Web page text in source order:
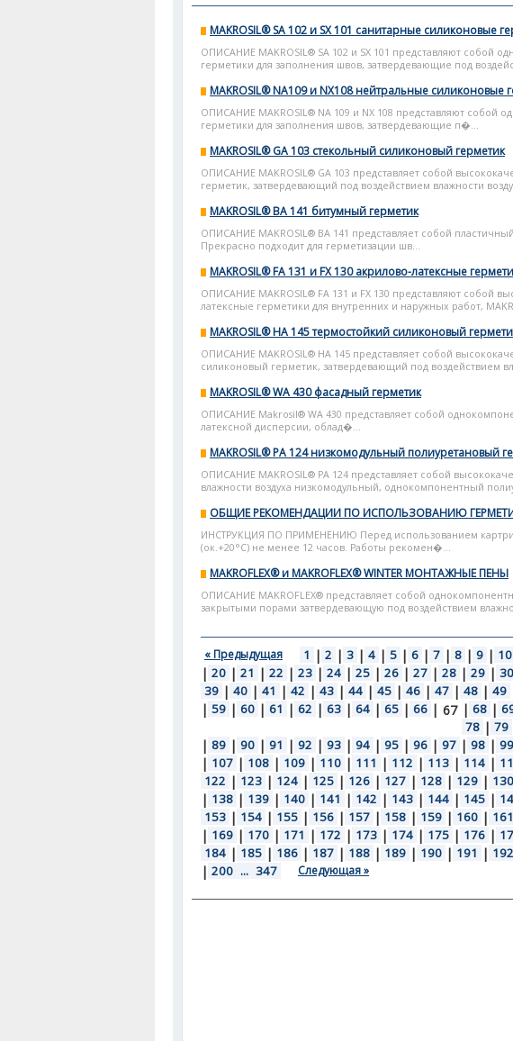
MAKROSIL® SA 102 и SX 101 санитарные силиконовые
ОПИСАНИЕ MAKROSIL® SA 102 и SX 101 представляют собой
герметики для заполнения швов, затвердевающие под
MAKROSIL® NA109 и NX108 нейтральные силиконовые
ОПИСАНИЕ MAKROSIL® NA 109 и NX 108 представляют
герметики для заполнения швов, затвердевающие п�...
MAKROSIL® GA 103 стекольный силиконовый герметик
ОПИСАНИЕ MAKROSIL® GA 103 представляет собой
герметик, затвердевающий под воздействием влажности
MAKROSIL® BA 141 битумный герметик
ОПИСАНИЕ MAKROSIL® BA 141 представляет собой
Прекрасно подходит для герметизации шв...
MAKROSIL® FA 131 и FX 130 акрилово-латексные
ОПИСАНИЕ MAKROSIL® FA 131 и FX 130 представляют собой
латексные герметики для внутренних и наружных работ,
MAKROSIL® HA 145 термостойкий силиконовый
ОПИСАНИЕ MAKROSIL® HA 145 представляет собой
силиконовый герметик, затвердевающий под воздействием
MAKROSIL® WA 430 фасадный герметик
ОПИСАНИЕ Makrosil® WA 430 представляет собой
латексной дисперсии, облад�...
MAKROSIL® PA 124 низкомодульный полиуретановый
ОПИСАНИЕ MAKROSIL® PA 124 представляет собой
влажности воздуха низкомодульный, однокомпонентный
ОБЩИЕ РЕКОМЕНДАЦИИ ПО ИСПОЛЬЗОВАНИЮ
ИНСТРУКЦИЯ ПО ПРИМЕНЕНИЮ Перед использованием
(ок.+20°С) не менее 12 часов. Работы рекомен�...
MAKROFLEX® и MAKROFLEX® WINTER МОНТАЖНЫЕ ПЕНЫ
ОПИСАНИЕ MAKROFLEX® представляет собой
закрытыми порами затвердевающую под воздействием
« Предыдущая 1 | 2 | 3 | 4 | 5 | 6 | 7 | 8 | 9 | 10
| 20 | 21 | 22 | 23 | 24 | 25 | 26 | 27 | 28 | 29 | 30
39 | 40 | 41 | 42 | 43 | 44 | 45 | 46 | 47 | 48 | 49
| 59 | 60 | 61 | 62 | 63 | 64 | 65 | 66 | 67 | 68 |
78 | 79
| 89 | 90 | 91 | 92 | 93 | 94 | 95 | 96 | 97 | 98 | 99
| 107 | 108 | 109 | 110 | 111 | 112 | 113 | 114 |
122 | 123 | 124 | 125 | 126 | 127 | 128 | 129 | 130
| 138 | 139 | 140 | 141 | 142 | 143 | 144 | 145 |
153 | 154 | 155 | 156 | 157 | 158 | 159 | 160 | 161
| 169 | 170 | 171 | 172 | 173 | 174 | 175 | 176 |
184 | 185 | 186 | 187 | 188 | 189 | 190 | 191 | 192
| 200 ... 347 Следующая »